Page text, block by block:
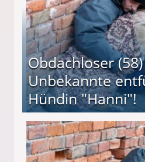
Obdachloser
Unbekannte
Hündin "Hanni"!
entführten seine Hündin "Hanni"!